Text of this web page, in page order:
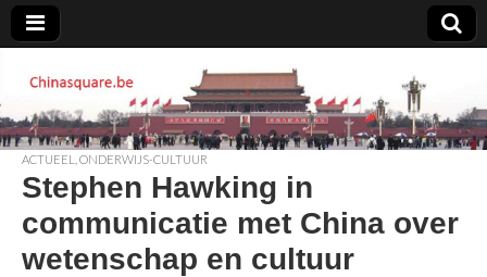
Chinasquare.be
ACTUEEL ONDERWIJS-CULTUUR
Stephen Hawking in
communicatie met China over
wetenschap en cultuur